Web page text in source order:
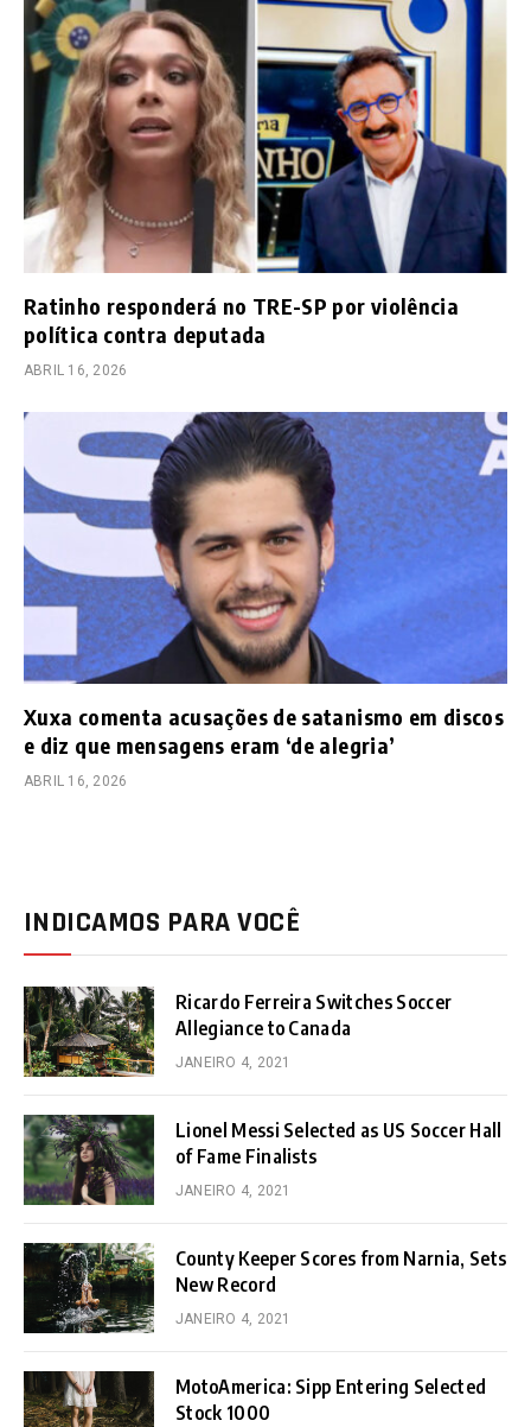
Ratinho responderá no TRE-SP por violência
política contra deputada
ABRIL 16, 2026
Xuxa comenta acusações de satanismo em discos
e diz que mensagens eram ‘de alegria’
ABRIL 16, 2026
INDICAMOS PARA VOCÊ
Ricardo Ferreira Switches Soccer
Allegiance to Canada
JANEIRO 4, 2021
Lionel Messi Selected as US Soccer Hall
of Fame Finalists
JANEIRO 4, 2021
County Keeper Scores from Narnia, Sets
New Record
JANEIRO 4, 2021
MotoAmerica: Sipp Entering Selected
Stock 1000